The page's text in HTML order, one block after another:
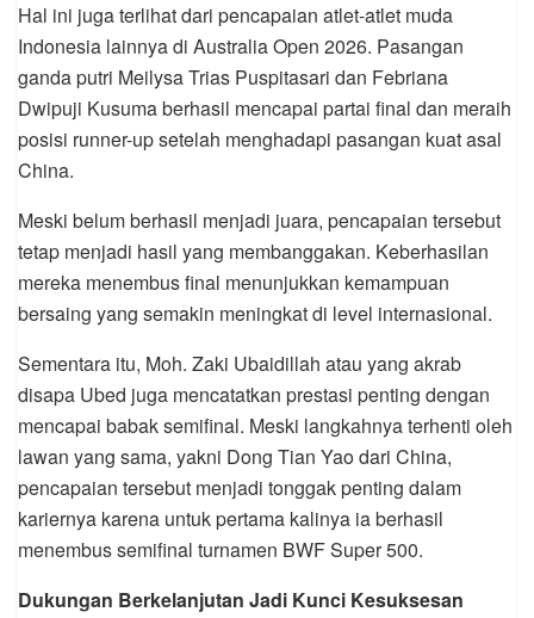
Hal ini juga terlihat dari pencapaian atlet-atlet muda
Indonesia lainnya di Australia Open 2026. Pasangan
ganda putri Meilysa Trias Puspitasari dan Febriana
Dwipuji Kusuma berhasil mencapai partai final dan meraih
posisi runner-up setelah menghadapi pasangan kuat asal
China.
Meski belum berhasil menjadi juara, pencapaian tersebut
tetap menjadi hasil yang membanggakan. Keberhasilan
mereka menembus final menunjukkan kemampuan
bersaing yang semakin meningkat di level internasional.
Sementara itu, Moh. Zaki Ubaidillah atau yang akrab
disapa Ubed juga mencatatkan prestasi penting dengan
mencapai babak semifinal. Meski langkahnya terhenti oleh
lawan yang sama, yakni Dong Tian Yao dari China,
pencapaian tersebut menjadi tonggak penting dalam
kariernya karena untuk pertama kalinya ia berhasil
menembus semifinal turnamen BWF Super 500.
Dukungan Berkelanjutan Jadi Kunci Kesuksesan